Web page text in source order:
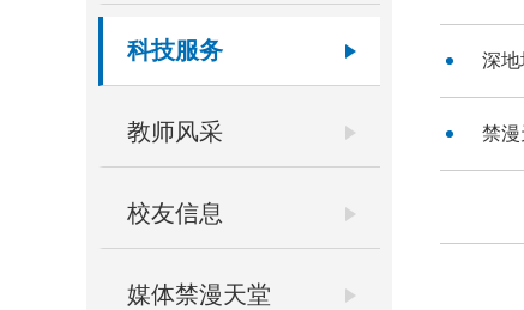
科技服务
教师风采
校友信息
媒体禁漫天堂
深地
禁